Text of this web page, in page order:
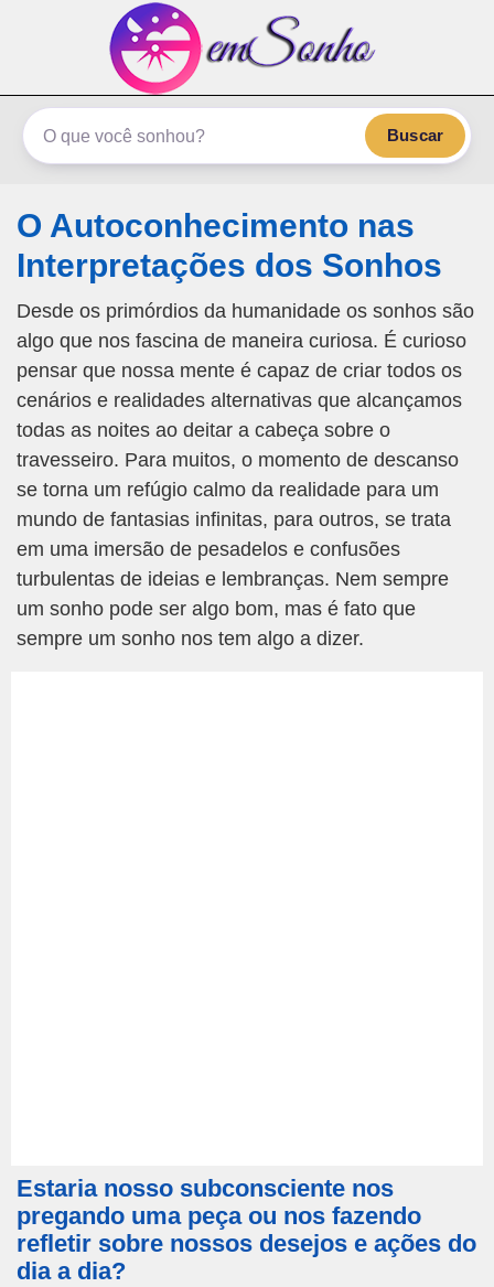
emSonho.com
Os sonhos significam mais
Buscar
O Autoconhecimento nas
Interpretações dos Sonhos
Desde os primórdios da humanidade os sonhos são
algo que nos fascina de maneira curiosa. É curioso
pensar que nossa mente é capaz de criar todos os
cenários e realidades alternativas que alcançamos
todas as noites ao deitar a cabeça sobre o
travesseiro. Para muitos, o momento de descanso
se torna um refúgio calmo da realidade para um
mundo de fantasias infinitas, para outros, se trata
em uma imersão de pesadelos e confusões
turbulentas de ideias e lembranças. Nem sempre
um sonho pode ser algo bom, mas é fato que
sempre um sonho nos tem algo a dizer.
Estaria nosso subconsciente nos
pregando uma peça ou nos fazendo
refletir sobre nossos desejos e ações do
dia a dia?